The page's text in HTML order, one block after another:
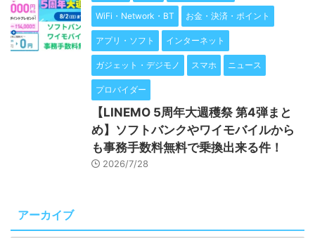
WiFi・Network・BT お金・決済・ポイント
アプリ・ソフト インターネット
ガジェット・デジモノ スマホ ニュース
プロバイダー
【LINEMO 5周年大週穫祭 第4弾まと
め】ソフトバンクやワイモバイルから
も事務手数料無料で乗換出来る件！
2026/7/28
アーカイブ